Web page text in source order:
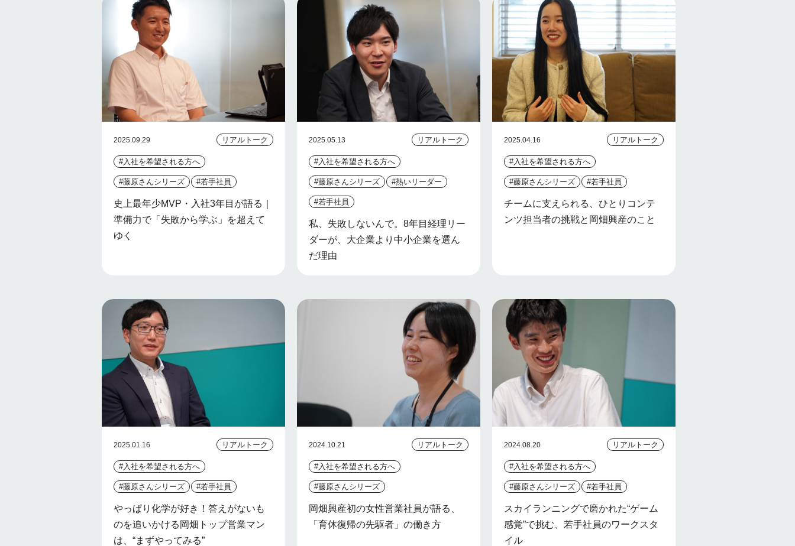
2025.09.29 リアルトーク
#入社を希望される方へ
#藤原さんシリーズ #若手社員
史上最年少MVP・入社3年目が語る｜
準備力で「失敗から学ぶ」を超えて
ゆく
2025.05.13 リアルトーク
#入社を希望される方へ
#藤原さんシリーズ #熱いリーダー
#若手社員
私、失敗しないんで。8年目経理リー
ダーが、大企業より中小企業を選ん
だ理由
2025.04.16 リアルトーク
#入社を希望される方へ
#藤原さんシリーズ #若手社員
チームに支えられる、ひとりコンテ
ンツ担当者の挑戦と岡畑興産のこと
2025.01.16 リアルトーク
#入社を希望される方へ
#藤原さんシリーズ #若手社員
やっぱり化学が好き！答えがないも
のを追いかける岡畑トップ営業マン
は、“まずやってみる”
2024.10.21 リアルトーク
#入社を希望される方へ
#藤原さんシリーズ
岡畑興産初の女性営業社員が語る、
「育休復帰の先駆者」の働き方
2024.08.20 リアルトーク
#入社を希望される方へ
#藤原さんシリーズ #若手社員
スカイランニングで磨かれた“ゲーム
感覚”で挑む、若手社員のワークスタ
イル